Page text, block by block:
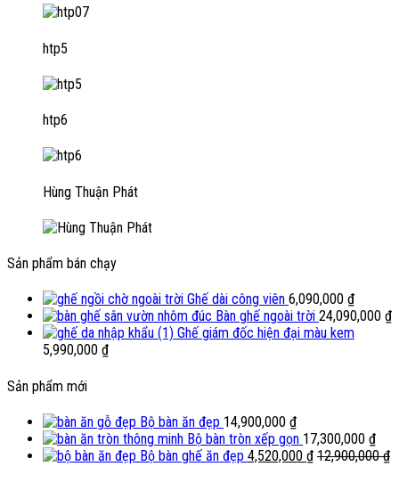
htp5
htp6
Hùng Thuận Phát
Sản phẩm bán chạy
Ghế dài công viên 6,090,000 ₫
Bàn ghế ngoài trời 24,090,000 ₫
Ghế giám đốc hiện đại màu kem
5,990,000 ₫
Sản phẩm mới
Bộ bàn ăn đẹp 14,900,000 ₫
Bộ bàn tròn xếp gọn 17,300,000 ₫
Bộ bàn ghế ăn đẹp 4,520,000 ₫ 12,900,000₫